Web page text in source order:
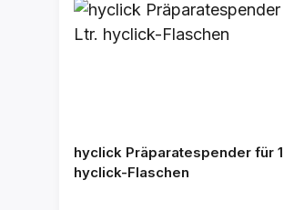
hyclick Präparatespender für 1
hyclick-Flaschen